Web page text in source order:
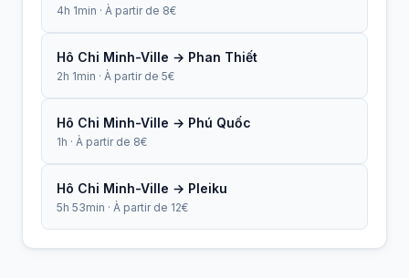
4h 1min · À partir de 8€
Hô Chi Minh-Ville → Phan Thiết
2h 1min · À partir de 5€
Hô Chi Minh-Ville → Phú Quốc
1h · À partir de 8€
Hô Chi Minh-Ville → Pleiku
5h 53min · À partir de 12€